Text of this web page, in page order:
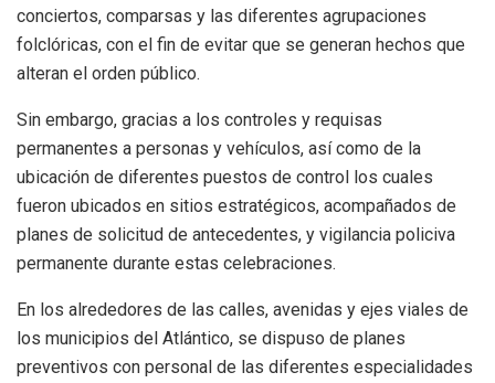
conciertos, comparsas y las diferentes agrupaciones
folclóricas, con el fin de evitar que se generan hechos que
alteran el orden público.
Sin embargo, gracias a los controles y requisas
permanentes a personas y vehículos, así como de la
ubicación de diferentes puestos de control los cuales
fueron ubicados en sitios estratégicos, acompañados de
planes de solicitud de antecedentes, y vigilancia policiva
permanente durante estas celebraciones.
En los alrededores de las calles, avenidas y ejes viales de
los municipios del Atlántico, se dispuso de planes
preventivos con personal de las diferentes especialidades